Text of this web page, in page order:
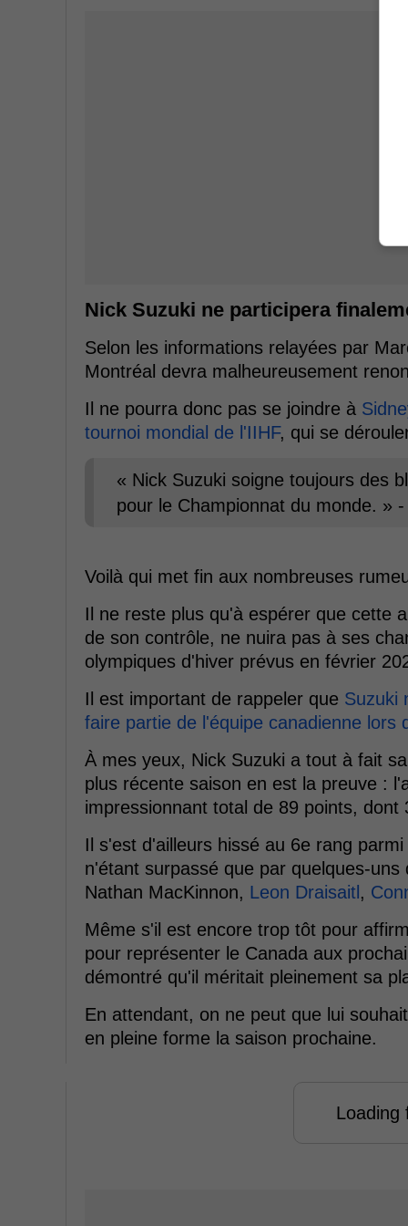
Nick Suzuki ne participera
Selon les informations relayées par
Montréal devra malheureusement
Il ne pourra donc pas se joindre à
tournoi mondial de l'IIHF, qui se
« Nick Suzuki soigne toujours des
pour le Championnat du monde. »
Voilà qui met fin aux nombreuses
Il ne reste plus qu'à espérer que cette
de son contrôle, ne nuira pas à ses
olympiques d'hiver prévus en février
Il est important de rappeler que Suzuki
faire partie de l'équipe canadienne lors
À mes yeux, Nick Suzuki a tout à fait
plus récente saison en est la preuve :
impressionnant total de 89 points, dont
Il s'est d'ailleurs hissé au 6e rang
n'étant surpassé que par quelques-
Nathan MacKinnon, Leon Draisaitl ,
Même s'il est encore trop tôt pour
pour représenter le Canada aux
démontré qu'il méritait pleinement sa
En attendant, on ne peut que lui
en pleine forme la saison prochaine.
Loading